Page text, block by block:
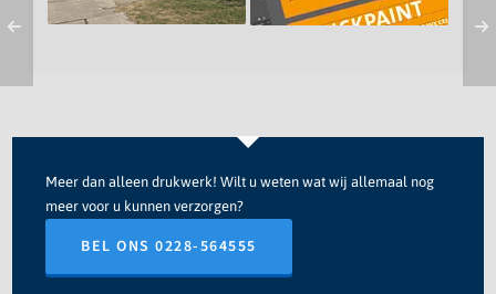
Meer dan alleen drukwerk! Wilt u weten wat wij allemaal nog
meer voor u kunnen verzorgen?
BEL ONS 0228-564555